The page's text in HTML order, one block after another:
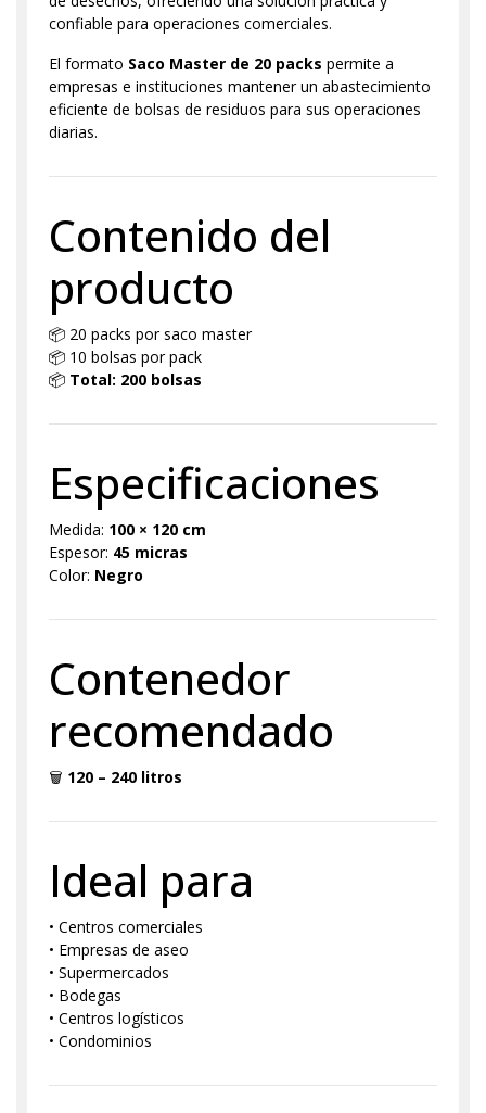
confiable para operaciones comerciales.
El formato Saco Master de 20 packs permite a
empresas e instituciones mantener un abastecimiento
eficiente de bolsas de residuos para sus operaciones
diarias.
Contenido del
producto
📦 20 packs por saco master
📦 10 bolsas por pack
📦 Total: 200 bolsas
Especificaciones
Medida: 100 × 120 cm
Espesor: 45 micras
Color: Negro
Contenedor
recomendado
🗑 120 – 240 litros
Ideal para
• Centros comerciales
• Empresas de aseo
• Supermercados
• Bodegas
• Centros logísticos
• Condominios